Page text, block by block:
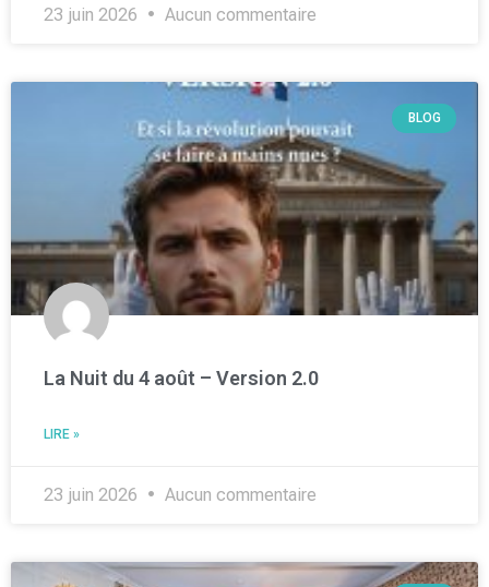
23 juin 2026 Aucun commentaire
BLOG
La Nuit du 4 août – Version 2.0
LIRE »
23 juin 2026 Aucun commentaire